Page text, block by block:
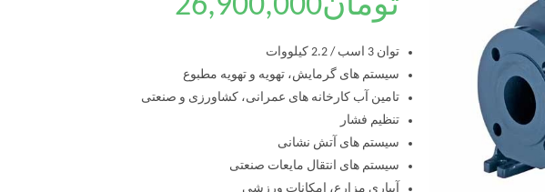
توان 3 اسب / 2.2 کیلووات
سیستم های گرمایش، تهویه و تهویه مطبوع
تامین آب کارخانه های عمرانی، کشاورزی و صنعتی
تنظیم فشار
سیستم های آتش نشانی
سیستم های انتقال مایعات صنعتی
آبیاری مزارع، امکانات ورزشی